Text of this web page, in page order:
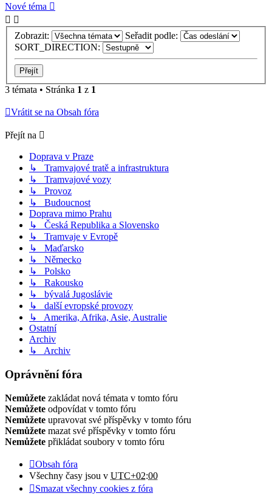
Nové téma
Zobrazit:
Seřadit podle:
SORT_DIRECTION:
3 témata • Stránka 1 z 1
Vrátit se na Obsah fóra
Přejít na
Doprava v Praze
↳ Tramvajové tratě a infrastruktura
↳ Tramvajové vozy
↳ Provoz
↳ Budoucnost
Doprava mimo Prahu
↳ Česká Republika a Slovensko
↳ Tramvaje v Evropě
↳ Maďarsko
↳ Německo
↳ Polsko
↳ Rakousko
↳ bývalá Jugoslávie
↳ další evropské provozy
↳ Amerika, Afrika, Asie, Australie
Ostatní
Archiv
↳ Archiv
Oprávnění fóra
Nemůžete zakládat nová témata v tomto fóru
Nemůžete odpovídat v tomto fóru
Nemůžete upravovat své příspěvky v tomto fóru
Nemůžete mazat své příspěvky v tomto fóru
Nemůžete přikládat soubory v tomto fóru
Obsah fóra
Všechny časy jsou v UTC+02:00
Smazat všechny cookies z fóra